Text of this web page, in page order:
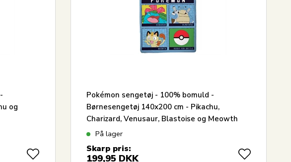
og
Pokémon sengetøj - 100% bomuld -
Børnesengetøj 140x200 cm - Pikachu,
Charizard, Venusaur, Blastoise og Meowth
På lager
Skarp pris:
199,95 DKK